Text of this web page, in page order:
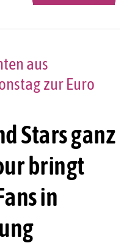
Stars ganz
bringt
in
aus
zur Euro